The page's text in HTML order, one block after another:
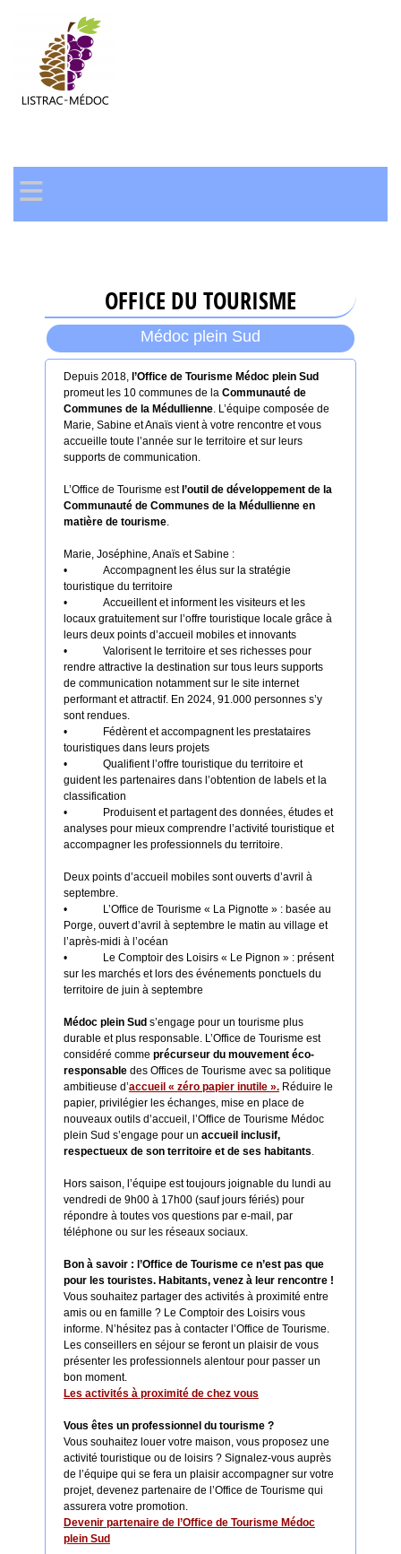
≡
OFFICE DU TOURISME
Médoc plein Sud
Depuis 2018, l’Office de Tourisme Médoc plein Sud
promeut les 10 communes de la Communauté de
Communes de la Médullienne. L’équipe composée de
Marie, Sabine et Anaïs vient à votre rencontre et vous
accueille toute l’année sur le territoire et sur leurs
supports de communication.
L’Office de Tourisme estl’outil de développement de la
Communauté de Communes de la Médullienne en
matière de tourisme.
Marie, Joséphine, Anaïs et Sabine :
•
Accompagnent les élus sur la stratégie
touristique du territoire
•
Accueillent et informent les visiteurs et les
locaux gratuitement sur l’offre touristique locale grâce à
leurs deux points d’accueil mobiles et innovants
•
Valorisent le territoire et ses richesses pour
rendre attractive la destination sur tous leurs supports
de communication notamment sur le site internet
performant et attractif. En 2024, 91.000 personnes s’y
sont rendues.
•
Fédèrent et accompagnent les prestataires
touristiques dans leurs projets
•
Qualifient l’offre touristique du territoire et
guident les partenaires dans l’obtention de labels et la
classification
•
Produisent et partagent des données, études et
analyses pour mieux comprendre l’activité touristique et
accompagner les professionnels du territoire.
Deux points d’accueil mobiles sont ouverts d’avril à
septembre.
•
L’Office de Tourisme « La Pignotte » : basée au
Porge, ouvert d’avril à septembre le matin au village et
l’après-midi à l’océan
•
Le Comptoir des Loisirs « Le Pignon » : présent
sur les marchés et lors des événements ponctuels du
territoire de juin à septembre
Médoc plein Sud s’engage pour un tourisme plus
durable et plus responsable. L’Office de Tourisme est
considéré comme précurseur du mouvement éco-
responsable des Offices de Tourisme avec sa politique
ambitieuse d’accueil « zéro papier inutile ». Réduire le
papier, privilégier les échanges, mise en place de
nouveaux outils d’accueil, l’Office de Tourisme Médoc
plein Sud s’engage pour un accueil inclusif,
respectueux de son territoire et de ses habitants.
Hors saison, l’équipe est toujours joignable du lundi au
vendredi de 9h00 à 17h00 (sauf jours fériés) pour
répondre à toutes vos questions par e-mail, par
téléphone ou sur les réseaux sociaux.
Bon à savoir : l’Office de Tourisme ce n’est pas que
pour les touristes. Habitants, venez à leur rencontre !
Vous souhaitez partager des activités à proximité entre
amis ou en famille ? Le Comptoir des Loisirs vous
informe. N’hésitez pas à contacter l’Office de Tourisme.
Les conseillers en séjour se feront un plaisir de vous
présenter les professionnels alentour pour passer un
bon moment.
Les activités à proximité de chez vous
Vous êtes un professionnel du tourisme ?
Vous souhaitez louer votre maison, vous proposez une
activité touristique ou de loisirs ? Signalez-vous auprès
de l’équipe qui se fera un plaisir accompagner sur votre
projet, devenez partenaire de l’Office de Tourisme qui
assurera votre promotion.
Devenir partenaire de l’Office de Tourisme Médoc
plein Sud